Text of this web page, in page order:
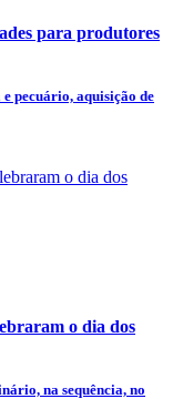
para produtores
pecuário, aquisição de
o dia dos
na sequência, no